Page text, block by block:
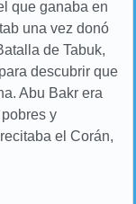
que ganaba en
una vez donó
de Tabuk,
descubrir que
Abu Bakr era
y
el Corán,